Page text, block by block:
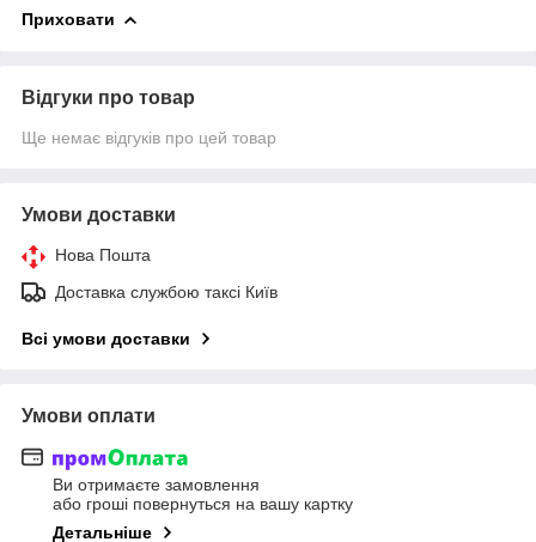
Приховати
Відгуки про товар
Ще немає відгуків про цей товар
Умови доставки
Нова Пошта
Доставка службою таксі Київ
Всі умови доставки
Умови оплати
Ви отримаєте замовлення
або гроші повернуться на вашу картку
Детальніше